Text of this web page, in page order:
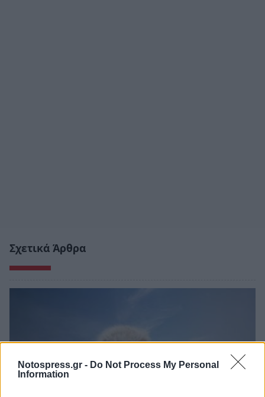
Notospress.gr - Do Not Process My Personal
Information
Σχετικά Άρθρα